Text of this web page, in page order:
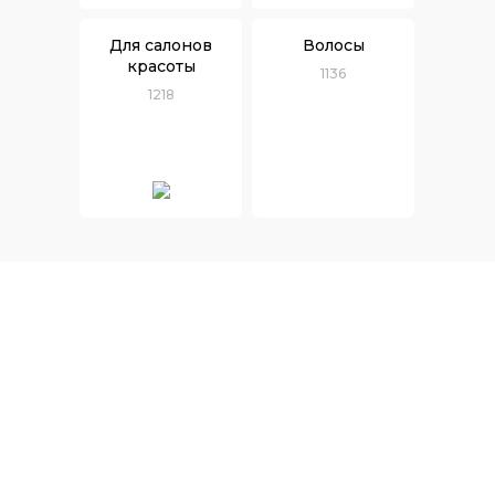
Для салонов
красоты
1218
Волосы
1136